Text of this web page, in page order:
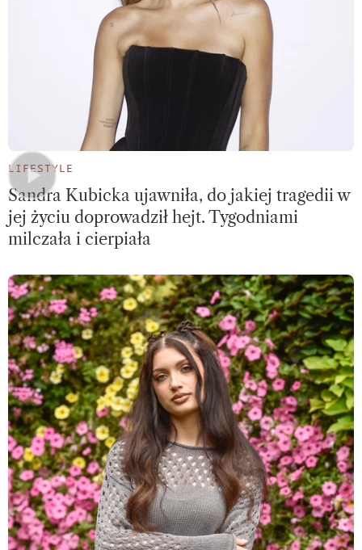
LIFESTYLE
Sandra Kubicka ujawniła, do jakiej tragedii w
jej życiu doprowadził hejt. Tygodniami
milczała i cierpiała